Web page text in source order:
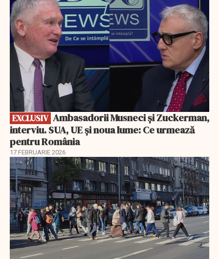
EXCLUSIV
interviu. SUA, UE și noua lume: Ce urmează
pentru România
17 FEBRUARIE 2026